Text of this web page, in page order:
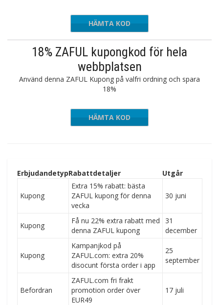
ZFIRST
HÄMTA KOD
18% ZAFUL kupongkod för hela
webbplatsen
Använd denna ZAFUL Kupong på valfri ordning och spara
18%
FUN18
HÄMTA KOD
ErbjudandetypRabattdetaljer Utgår
Kupong
Extra 15% rabatt: bästa
ZAFUL kupong för denna
vecka
30 juni
Kupong
Få nu 22% extra rabatt med
denna ZAFUL kupong
31
december
Kupong
Kampanjkod på
ZAFUL.com: extra 20%
disocunt första order i app
25
september
Befordran
ZAFUL.com fri frakt
promotion order över
EUR49
17 juli